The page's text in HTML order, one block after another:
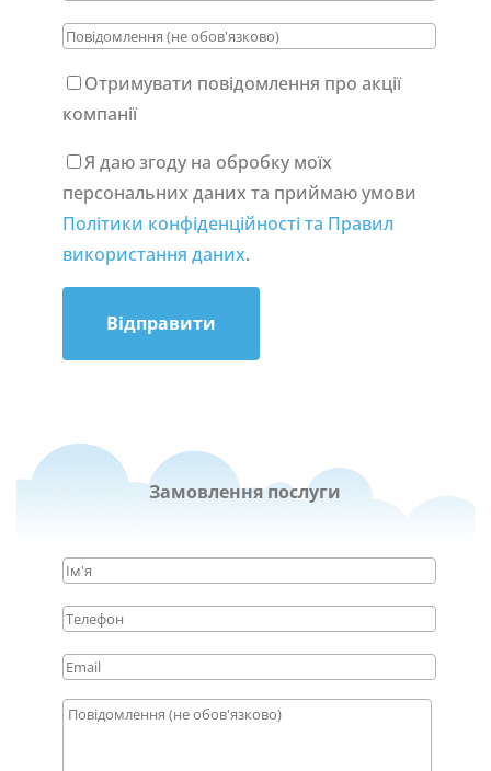
Отримувати повідомлення про акції
компанії
Я даю згоду на обробку моїх
персональних даних та приймаю умови
Політики конфіденційності та Правил
використання даних.
Відправити
Замовлення послуги